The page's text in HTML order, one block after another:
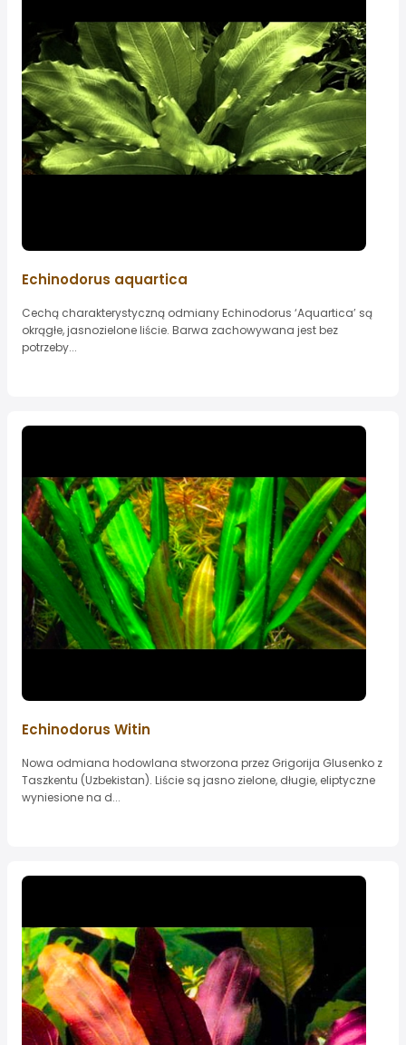
Echinodorus aquartica
Cechą charakterystyczną odmiany Echinodorus ‘Aquartica’ są
okrągłe, jasnozielone liście. Barwa zachowywana jest bez
potrzeby...
Echinodorus Witin
Nowa odmiana hodowlana stworzona przez Grigorija Glusenko z
Taszkentu (Uzbekistan). Liście są jasno zielone, długie, eliptyczne
wyniesione na d...